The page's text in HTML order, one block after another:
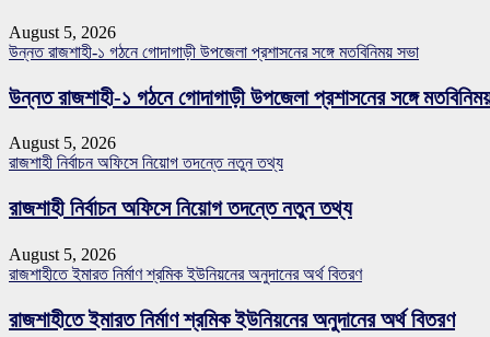
August 5, 2026
উন্নত রাজশাহী-১ গঠনে গোদাগাড়ী উপজেলা প্রশাসনের সঙ্গে মতবিনিময় সভা
উন্নত রাজশাহী-১ গঠনে গোদাগাড়ী উপজেলা প্রশাসনের সঙ্গে
August 5, 2026
রাজশাহী নির্বাচন অফিসে নিয়োগ তদন্তে নতুন তথ্য
রাজশাহী নির্বাচন অফিসে নিয়োগ তদন্তে নতুন তথ্য
August 5, 2026
রাজশাহীতে ইমারত নির্মাণ শ্রমিক ইউনিয়নের অনুদানের অর্থ বিতরণ
রাজশাহীতে ইমারত নির্মাণ শ্রমিক ইউনিয়নের অনুদানের অর্থ বিতরণ